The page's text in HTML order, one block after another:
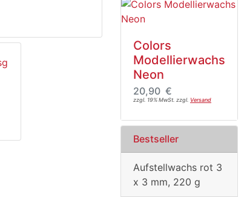
Colors
Modellierwachs
Neon
20,90 €
zzgl. 19% MwSt. zzgl. Versand
Bestseller
Aufstellwachs rot 3
x 3 mm, 220 g